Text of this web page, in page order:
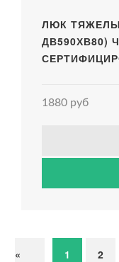
ЛЮК
ДВ590ХВ80)
1880 руб
« 1 2